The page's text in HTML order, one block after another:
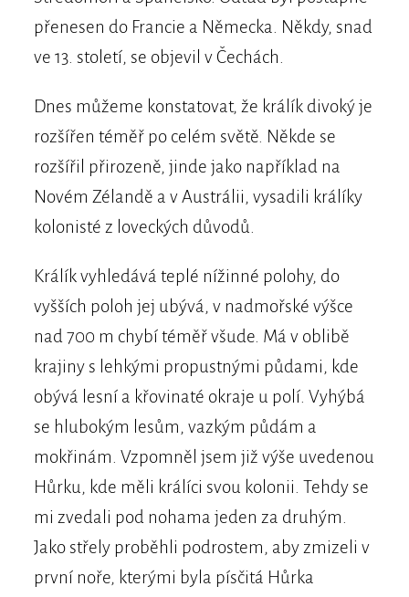
přenesen do Francie a Německa. Někdy, snad
ve 13. století, se objevil v Čechách.
Dnes můžeme konstatovat, že králík divoký je
rozšířen téměř po celém světě. Někde se
rozšířil přirozeně, jinde jako například na
Novém Zélandě a v Austrálii, vysadili králíky
kolonisté z loveckých důvodů.
Králík vyhledává teplé nížinné polohy, do
vyšších poloh jej ubývá, v nadmořské výšce
nad 700 m chybí téměř všude. Má v oblibě
krajiny s lehkými propustnými půdami, kde
obývá lesní a křovinaté okraje u polí. Vyhýbá
se hlubokým lesům, vazkým půdám a
mokřinám. Vzpomněl jsem již výše uvedenou
Hůrku, kde měli králíci svou kolonii. Tehdy se
mi zvedali pod nohama jeden za druhým.
Jako střely proběhli podrostem, aby zmizeli v
první noře, kterými byla písčitá Hůrka